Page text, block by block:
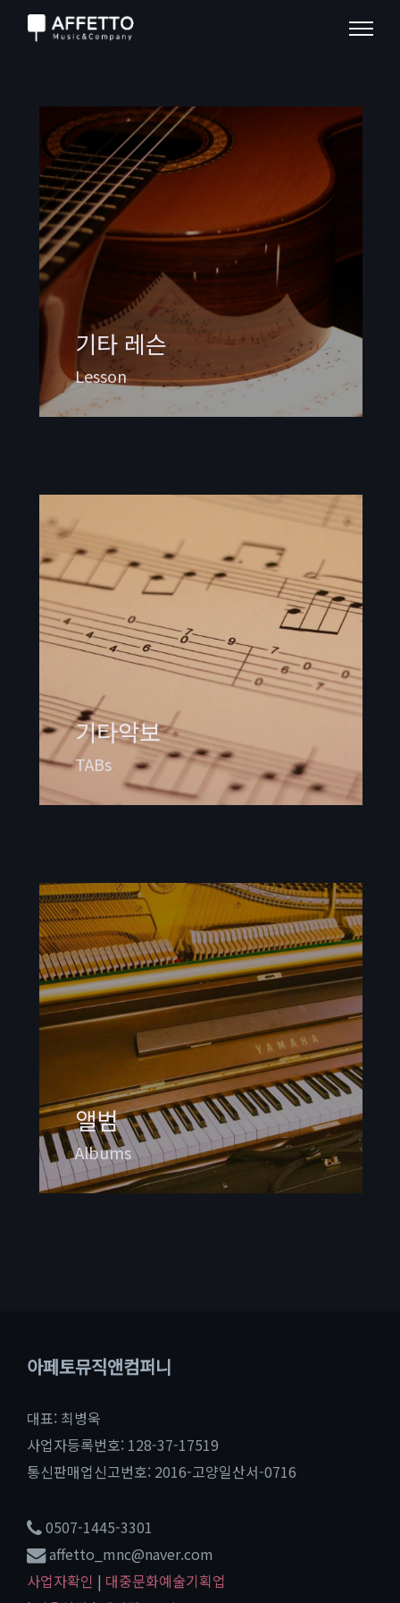
기타 레슨
Lesson
기타악보
TABs
앨범
Albums
아페토뮤직앤컴퍼니
대표: 최병욱
사업자등록번호: 128-37-17519
통신판매업신고번호: 2016-고양일산서-0716
0507-1445-3301
affetto_mnc@naver.com
사업자확인 | 대중문화예술기획업